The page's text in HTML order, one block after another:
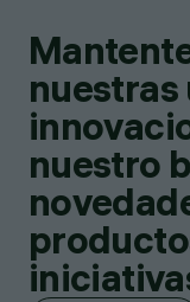
nuestro